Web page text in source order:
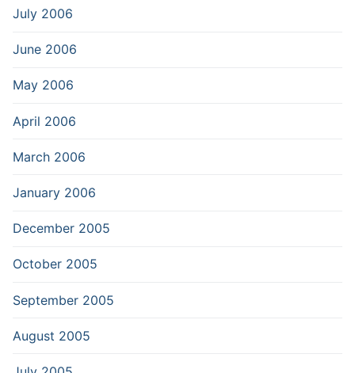
July 2006
June 2006
May 2006
April 2006
March 2006
January 2006
December 2005
October 2005
September 2005
August 2005